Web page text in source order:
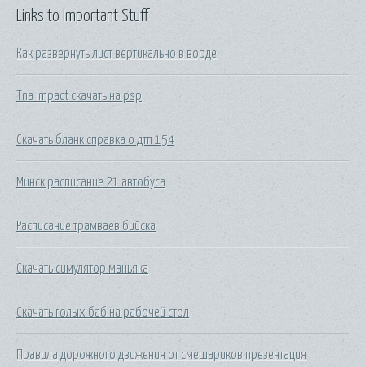
Links to Important Stuff
Как развернуть лист вертикально в ворде
Tna impact скачать на psp
Скачать бланк справка о дтп 154
Минск расписание 21 автобуса
Расписание трамваев бийска
Скачать симулятор маньяка
Скачать голых баб на рабочей стол
Правила дорожного движения от смешариков презентация